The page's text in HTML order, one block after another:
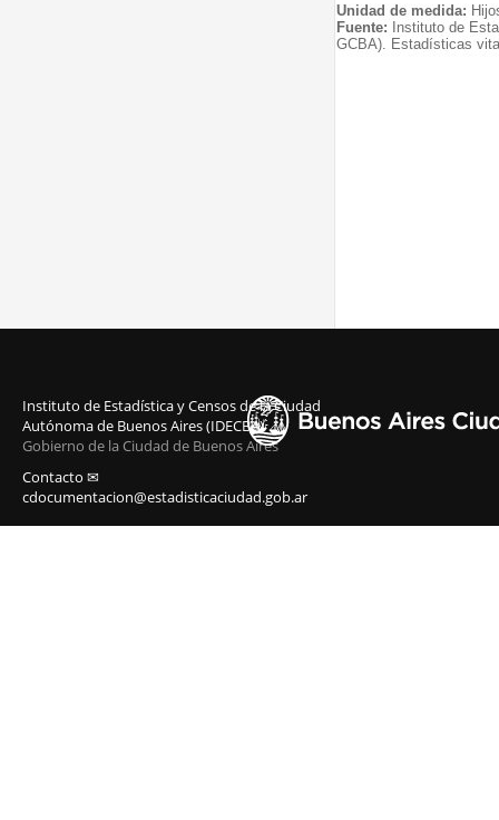
Unidad de medida:
Fuente: Instituto de
GCBA). Estadísticas
Instituto de Estadística y Censos de la Ciudad
Autónoma de Buenos Aires (IDECBA)
Gobierno de la Ciudad de Buenos Aires
Contacto ✉
cdocumentacion@estadisticaciudad.gob.ar